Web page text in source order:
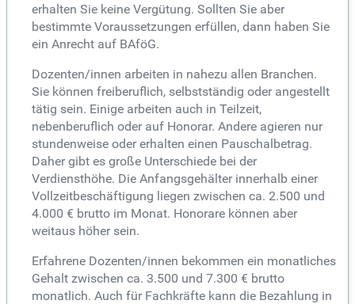
erhalten Sie keine Vergütung. Sollten Sie aber
bestimmte Voraussetzungen erfüllen, dann haben Sie
ein Anrecht auf BAföG.
Dozenten/innen arbeiten in nahezu allen Branchen.
Sie können freiberuflich, selbstständig oder angestellt
tätig sein. Einige arbeiten auch in Teilzeit,
nebenberuflich oder auf Honorar. Andere agieren nur
stundenweise oder erhalten einen Pauschalbetrag.
Daher gibt es große Unterschiede bei der
Verdiensthöhe. Die Anfangsgehälter innerhalb einer
Vollzeitbeschäftigung liegen zwischen ca. 2.500 und
4.000 € brutto im Monat. Honorare können aber
weitaus höher sein.
Erfahrene Dozenten/innen bekommen ein monatliches
Gehalt zwischen ca. 3.500 und 7.300 € brutto
monatlich. Auch für Fachkräfte kann die Bezahlung in